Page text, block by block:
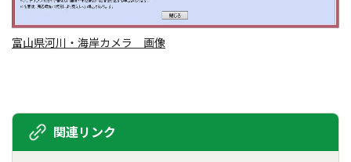
富山県河川・海岸カメラ 画像
関連リンク